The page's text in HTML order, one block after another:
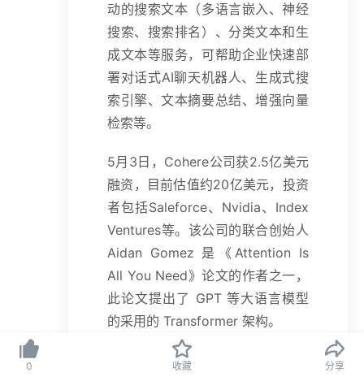
0 收藏 分享
动的搜索文本（多语言嵌入、神经
搜索、搜索排名）、分类文本和生
成文本等服务，可帮助企业快速部
署对话式AI聊天机器人、生成式搜
索引擎、文本摘要总结、增强向量
检索等。
5月3日，Cohere公司获2.5亿美元
融资，目前估值约20亿美元，投资
者包括Saleforce、Nvidia、Index
Ventures等。该公司的联合创始人
Aidan Gomez 是《Attention Is
All You Need》论文的作者之一，
此论文提出了 GPT 等大语言模型
的采用的 Transformer 架构。
Cohere提供了一个